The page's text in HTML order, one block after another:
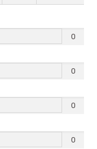
0
0
0
0